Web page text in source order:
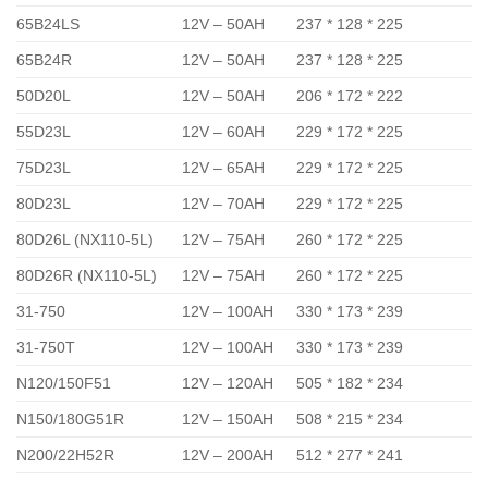
65B24LS 12V – 50AH 237 * 128 * 225
65B24R 12V – 50AH 237 * 128 * 225
50D20L 12V – 50AH 206 * 172 * 222
55D23L 12V – 60AH 229 * 172 * 225
75D23L 12V – 65AH 229 * 172 * 225
80D23L 12V – 70AH 229 * 172 * 225
80D26L (NX110-5L) 12V – 75AH 260 * 172 * 225
80D26R (NX110-5L) 12V – 75AH 260 * 172 * 225
31-750 12V – 100AH 330 * 173 * 239
31-750T 12V – 100AH 330 * 173 * 239
N120/150F51 12V – 120AH 505 * 182 * 234
N150/180G51R 12V – 150AH 508 * 215 * 234
N200/22H52R 12V – 200AH 512 * 277 * 241